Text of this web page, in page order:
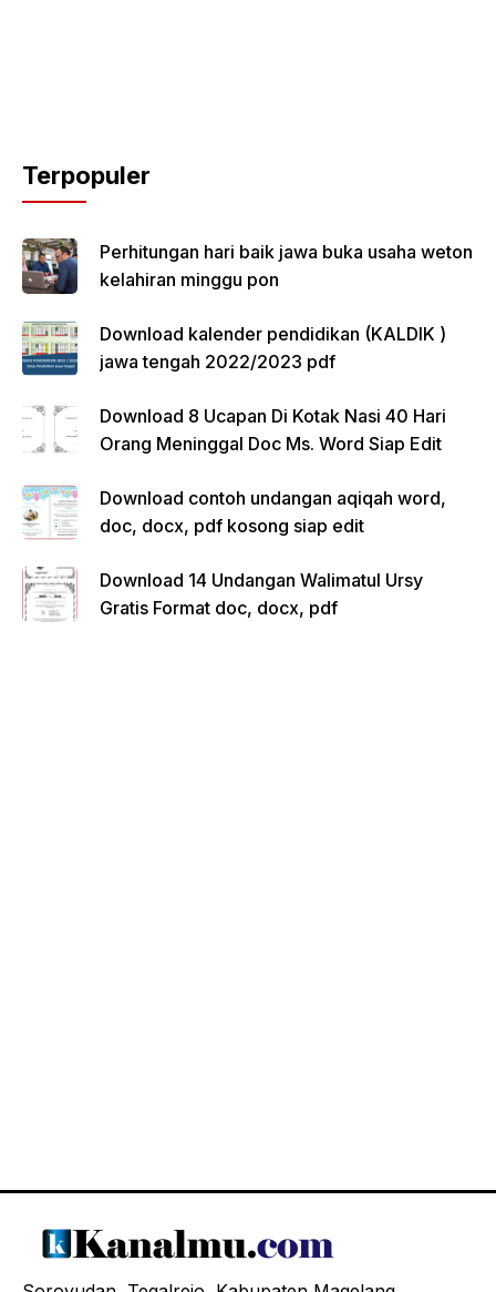
Terpopuler
Perhitungan hari baik jawa buka usaha weton
kelahiran minggu pon
Download kalender pendidikan (KALDIK )
jawa tengah 2022/2023 pdf
Download 8 Ucapan Di Kotak Nasi 40 Hari
Orang Meninggal Doc Ms. Word Siap Edit
Download contoh undangan aqiqah word,
doc, docx, pdf kosong siap edit
Download 14 Undangan Walimatul Ursy
Gratis Format doc, docx, pdf